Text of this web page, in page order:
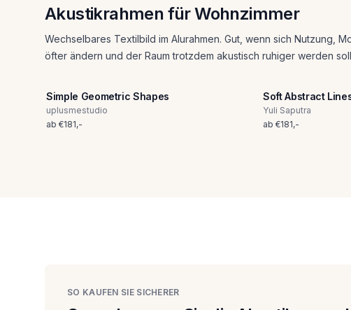
Akustikrahmen für Wohnzimmer
Wechselbares Textilbild im Alurahmen. Gut, wenn sich Nutzung,
öfter ändern und der Raum trotzdem akustisch ruhiger werden
Simple Geometric Shapes
uplusmestudio
ab €181,-
Soft Abstract
Yuli Saputra
ab €181,-
SO KAUFEN SIE SICHERER